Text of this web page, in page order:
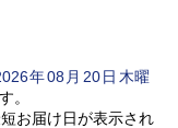
年08 月 20日木曜
。
お届け日が表示され